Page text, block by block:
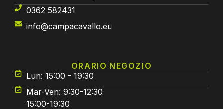
0362 582431
info@campacavallo.eu
ORARIO NEGOZIO
Lun: 15:00 - 19:30
Mar-Ven: 9:30-12:30
15:00-19:30